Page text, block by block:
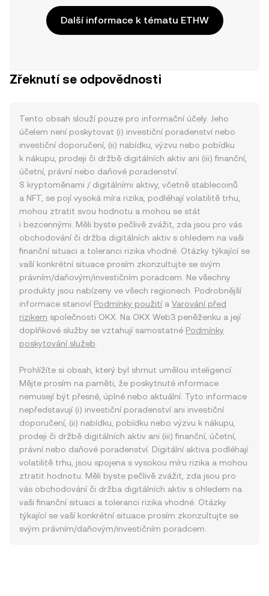
Další informace k tématu ETHW
Zřeknutí se odpovědnosti
Tento obsah slouží pouze pro informační účely. Jeho
účelem není poskytovat (i) investiční poradenství nebo
investiční doporučení, (ii) nabídku, výzvu nebo pobídku
k nákupu, prodeji či držbě digitálních aktiv ani (iii) finanční,
účetní, právní nebo daňové poradenství.
S kryptoměnami / digitálními aktivy, včetně stablecoinů
a NFT, se pojí vysoká míra rizika, podléhají volatilitě trhu,
mohou ztratit svou hodnotu a mohou se stát
i bezcennými. Měli byste pečlivě zvážit, zda jsou pro vás
obchodování či držba digitálních aktiv s ohledem na vaši
finanční situaci a toleranci rizika vhodné. Otázky týkající se
vaší konkrétní situace prosím zkonzultujte se svým
právním/daňovým/investičním poradcem. Ne všechny
produkty jsou nabízeny ve všech regionech. Podrobnější
informace stanoví Podmínky použitía Varování před
rizikem společnosti OKX. Na OKX Web3 peněženku a její
doplňkové služby se vztahují samostatné Podmínky
poskytování služeb
Prohlížíte si obsah, který byl shrnut umělou inteligencí.
Mějte prosím na paměti, že poskytnuté informace
nemusejí být přesné, úplné nebo aktuální. Tyto informace
nepředstavují (i) investiční poradenství ani investiční
doporučení, (ii) nabídku, pobídku nebo výzvu k nákupu,
prodeji či držbě digitálních aktiv ani (iii) finanční, účetní,
právní nebo daňové poradenství. Digitální aktiva podléhají
volatilitě trhu, jsou spojena s vysokou míru rizika a mohou
ztratit hodnotu. Měli byste pečlivě zvážit, zda jsou pro
vás obchodování či držba digitálních aktiv s ohledem na
vaši finanční situaci a toleranci rizika vhodné. Otázky
týkající se vaší konkrétní situace prosím zkonzultujte se
svým právním/daňovým/investičním poradcem.